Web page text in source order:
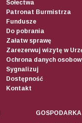
Sołectwa
Patronat Burmistrza
Fundusze
Do pobrania
Załatw sprawę
Zarezerwuj wizytę w
Ochrona danych
Sygnalizuj
Dostępność
Kontakt